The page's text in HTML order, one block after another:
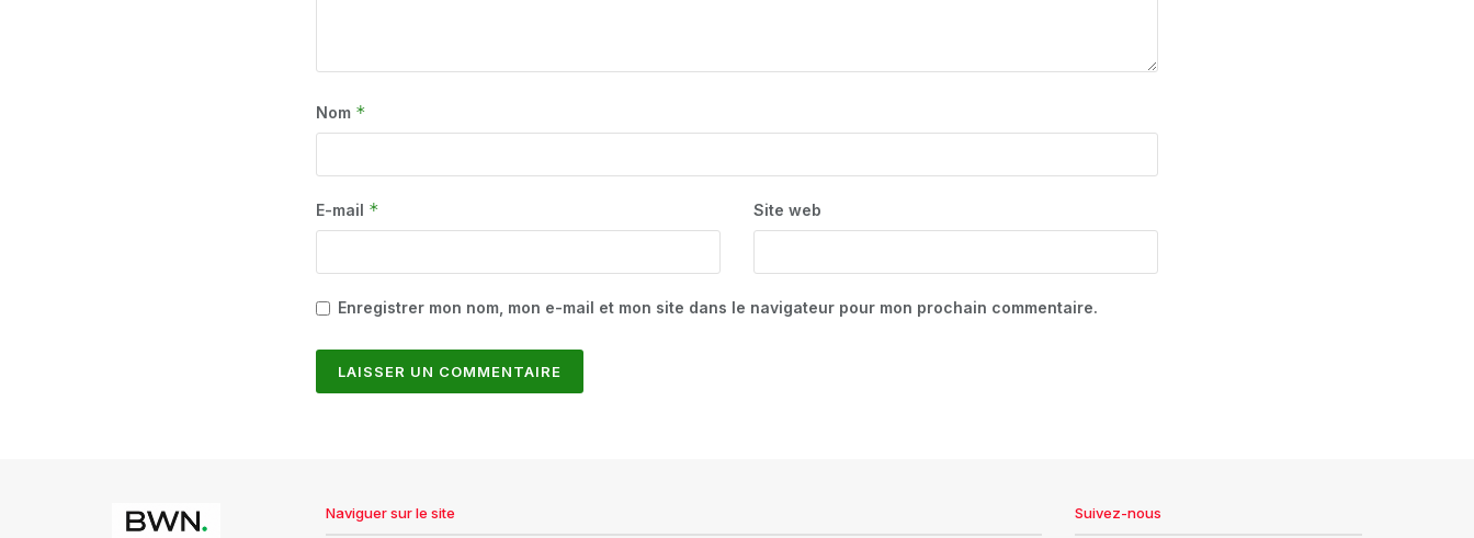
Nom *
E-mail * Site web
Enregistrer mon nom, mon e-mail et mon site dans le navigateur pour mon prochain commentaire.
Naviguer sur le site Suivez-nous